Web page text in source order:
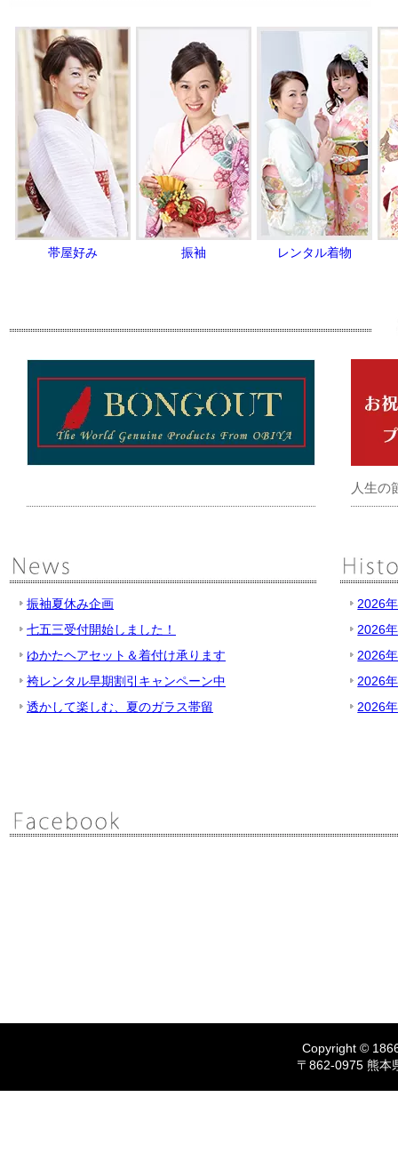
帯屋好み 振袖 レンタル着物
人生の
振袖夏休み企画
七五三受付開始しました！
ゆかたヘアセット＆着付け承ります
袴レンタル早期割引キャンペーン中
透かして楽しむ、夏のガラス帯留
2026
2026
2026
2026
2026
Copyright ©
〒862-0975 熊本